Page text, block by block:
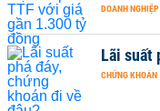
DOANH NGHIỆP
Lãi suất
CHỨNG KHOÁN